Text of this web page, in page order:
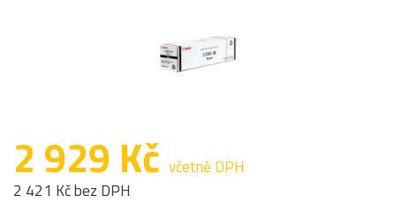
2 929 Kč včetně DPH
2 421 Kč bez DPH